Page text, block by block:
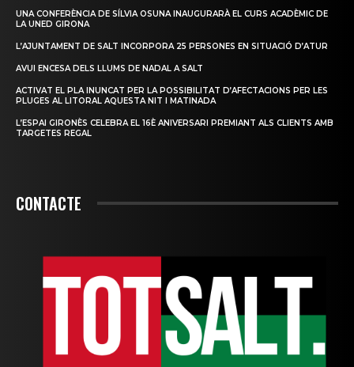
UNA CONFERÈNCIA DE SÍLVIA OSUNA INAUGURARÀ EL CURS ACADÈMIC DE
LA UNED GIRONA
L’AJUNTAMENT DE SALT INCORPORA 25 PERSONES EN SITUACIÓ D’ATUR
AVUI ENCESA DELS LLUMS DE NADAL A SALT
ACTIVAT EL PLA INUNCAT PER LA POSSIBILITAT D’AFECTACIONS PER LES
PLUGES AL LITORAL AQUESTA NIT I MATINADA
L’ESPAI GIRONÈS CELEBRA EL 16È ANIVERSARI PREMIANT ALS CLIENTS AMB
TARGETES REGAL
CONTACTE